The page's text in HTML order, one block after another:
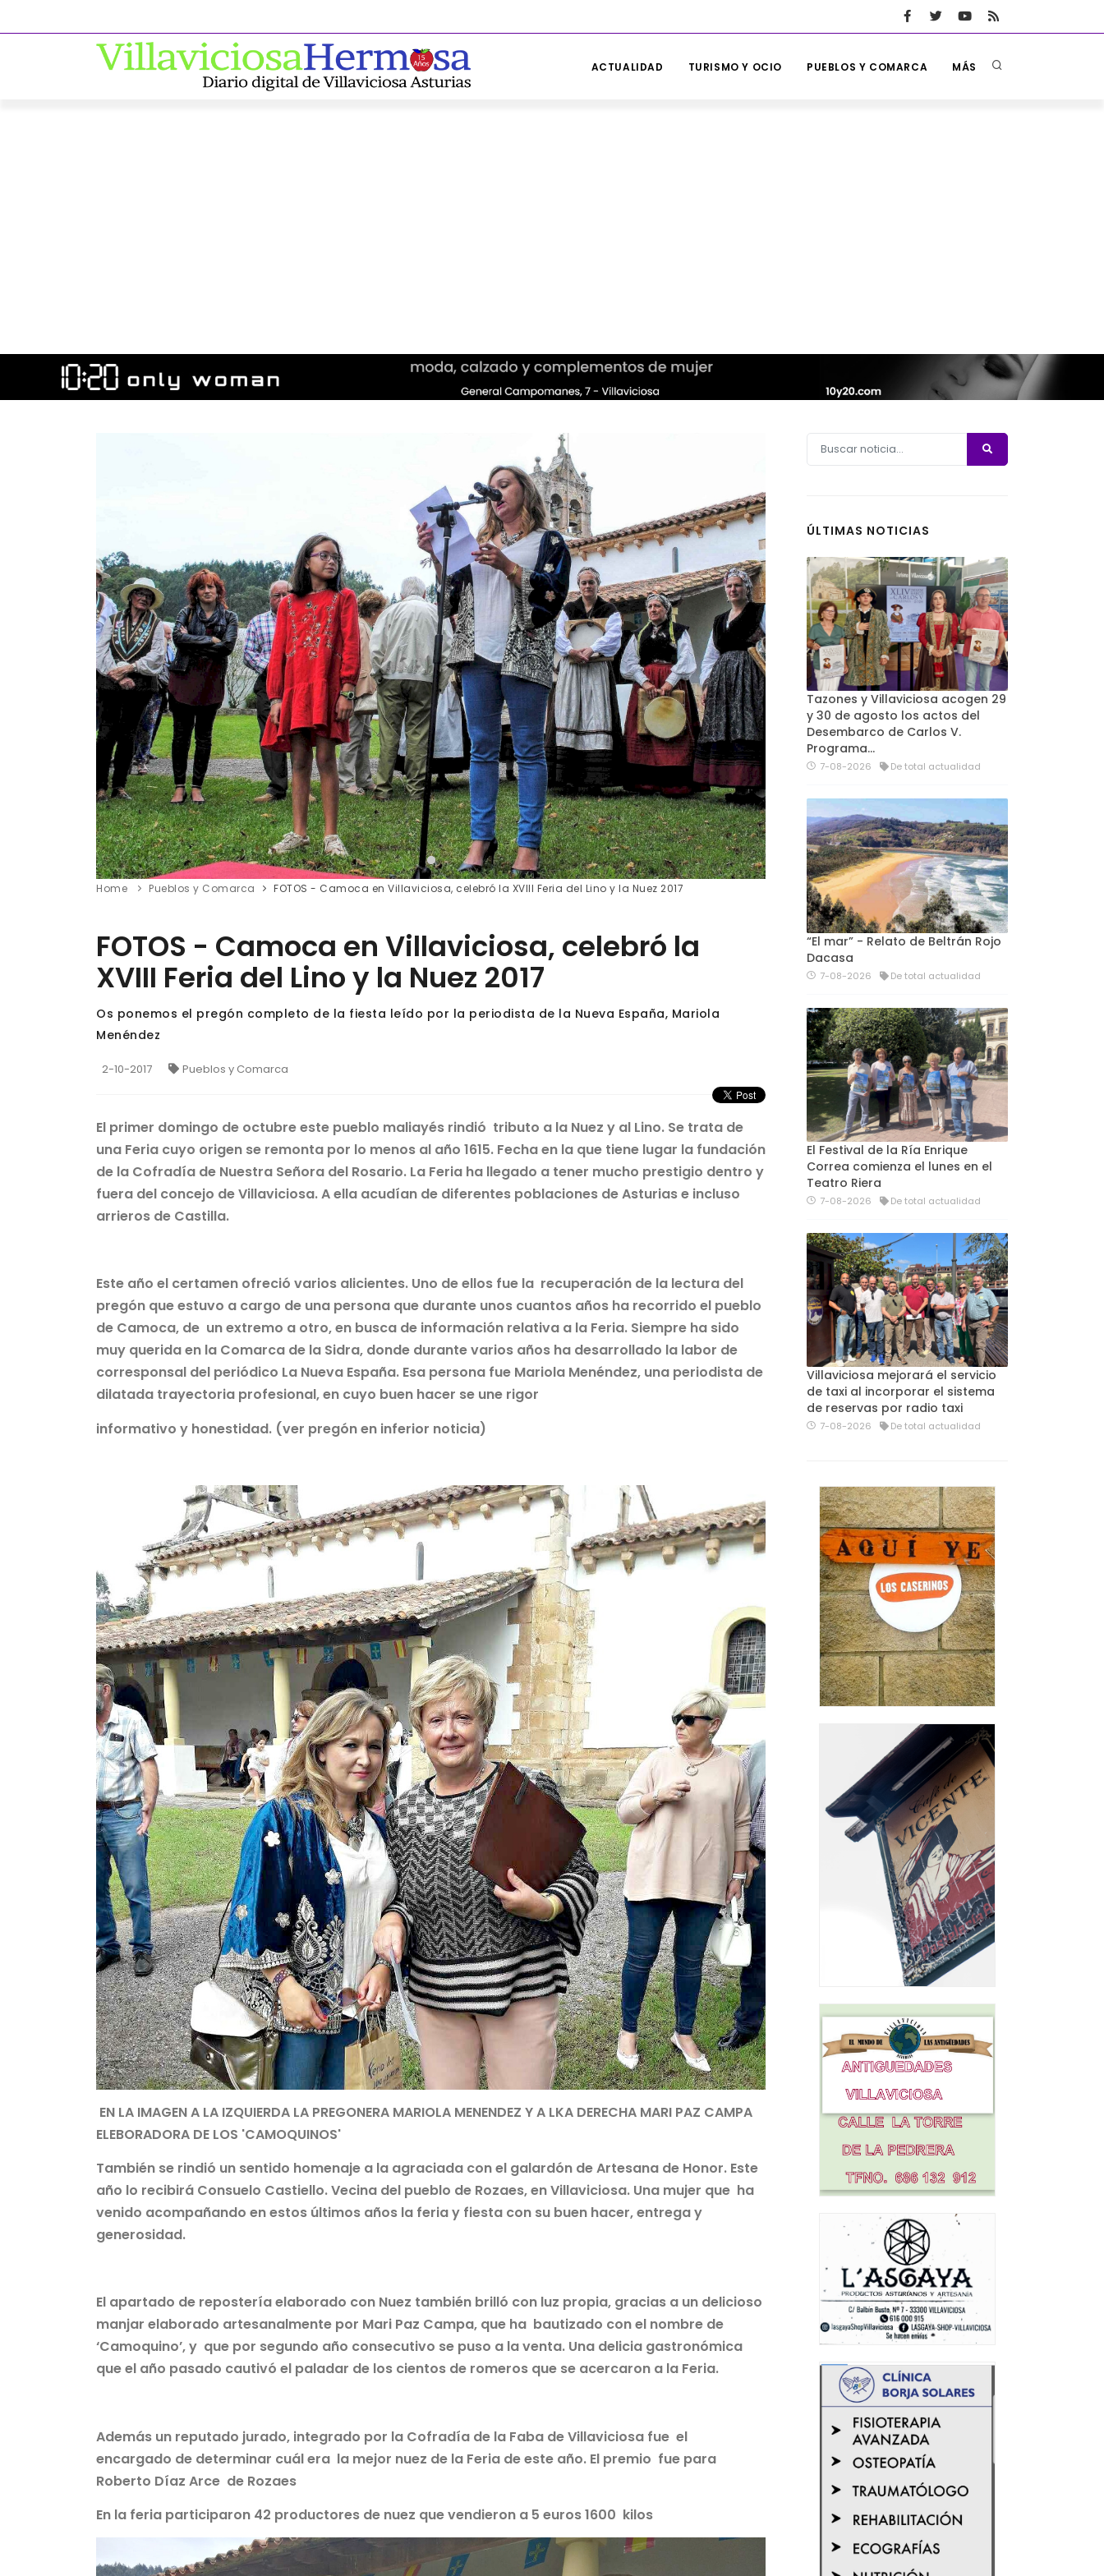
ACTUALIDAD TURISMO Y OCIO PUEBLOS Y COMARCA MÁS
Home Pueblos y Comarca FOTOS - Camoca en Villaviciosa, celebró la XVIII Feria del Lino y la Nuez 2017
FOTOS - Camoca en Villaviciosa, celebró la
XVIII Feria del Lino y la Nuez 2017
Os ponemos el pregón completo de la fiesta leído por la periodista de la Nueva España, Mariola
Menéndez
2-10-2017 Pueblos y Comarca
El primer domingo de octubre este pueblo maliayés rindió tributo a la Nuez y al Lino. Se trata de
una Feria cuyo origen se remonta por lo menos al año 1615. Fecha en la que tiene lugar la fundación
de la Cofradía de Nuestra Señora del Rosario. La Feria ha llegado a tener mucho prestigio dentro y
fuera del concejo de Villaviciosa. A ella acudían de diferentes poblaciones de Asturias e incluso
arrieros de Castilla.
Este año el certamen ofreció varios alicientes. Uno de ellos fue la recuperación de la lectura del
pregón que estuvo a cargo de una persona que durante unos cuantos años ha recorrido el pueblo
de Camoca, de un extremo a otro, en busca de información relativa a la Feria. Siempre ha sido
muy querida en la Comarca de la Sidra, donde durante varios años ha desarrollado la labor de
corresponsal del periódico La Nueva España. Esa persona fue Mariola Menéndez, una periodista de
dilatada trayectoria profesional, en cuyo buen hacer se une rigor
informativo y honestidad. (ver pregón en inferior noticia)
EN LA IMAGEN A LA IZQUIERDA LA PREGONERA MARIOLA MENENDEZ Y A LKA DERECHA MARI PAZ CAMPA
ELEBORADORA DE LOS 'CAMOQUINOS'
También se rindió un sentido homenaje a la agraciada con el galardón de Artesana de Honor. Este
año lo recibirá Consuelo Castiello. Vecina del pueblo de Rozaes, en Villaviciosa. Una mujer que ha
venido acompañando en estos últimos años la feria y fiesta con su buen hacer, entrega y
generosidad.
El apartado de repostería elaborado con Nuez también brilló con luz propia, gracias a un delicioso
manjar elaborado artesanalmente por Mari Paz Campa, que ha bautizado con el nombre de
‘Camoquino’, y que por segundo año consecutivo se puso a la venta. Una delicia gastronómica
que el año pasado cautivó el paladar de los cientos de romeros que se acercaron a la Feria.
Además un reputado jurado, integrado por la Cofradía de la Faba de Villaviciosa fue el
encargado de determinar cuál era la mejor nuez de la Feria de este año. El premio fue para
Roberto Díaz Arce de Rozaes
En la feria participaron 42 productores de nuez que vendieron a 5 euros 1600 kilos
ÚLTIMAS NOTICIAS
Tazones y Villaviciosa acogen 29
y 30 de agosto los actos del
Desembarco de Carlos V.
Programa…
7-08-2026 De total actualidad
“El mar” - Relato de Beltrán Rojo
Dacasa
7-08-2026 De total actualidad
El Festival de la Ría Enrique
Correa comienza el lunes en el
Teatro Riera
7-08-2026 De total actualidad
Villaviciosa mejorará el servicio
de taxi al incorporar el sistema
de reservas por radio taxi
7-08-2026 De total actualidad